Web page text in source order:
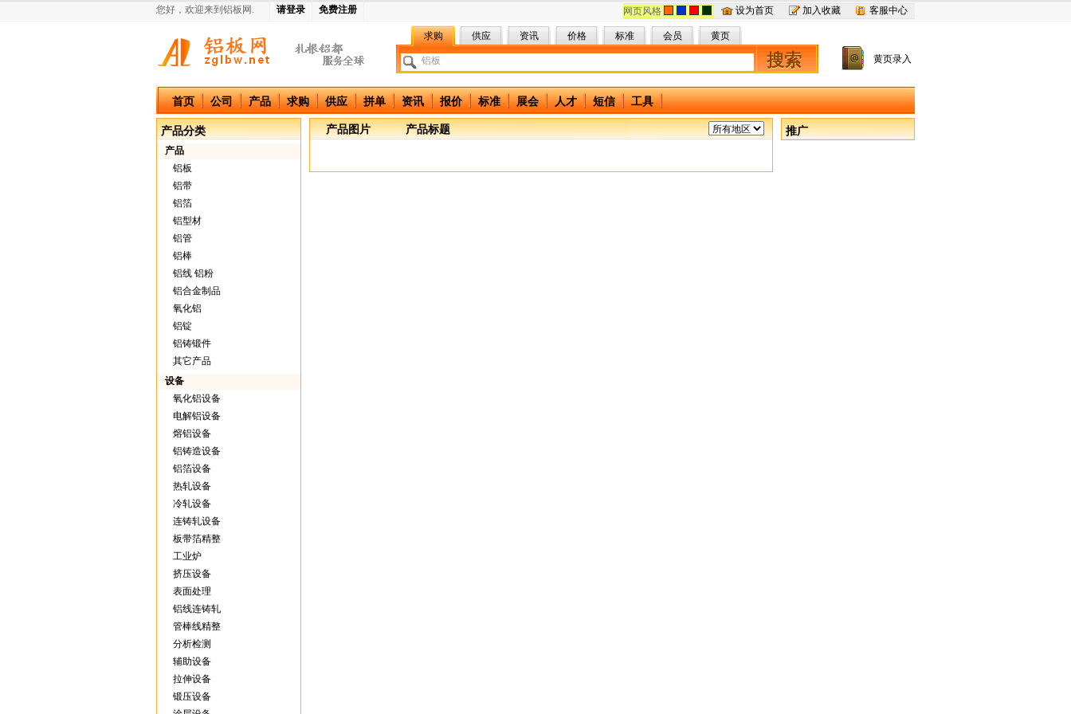
您好，欢迎来到铝板网. 请登录 免费注册 设为首页 加入收藏 客服中心
网页风格
中国铝板网
求购 供应 资讯 价格 标准 会员 黄页
搜索 黄页录入
首页 公司 产品 求购 供应 拼单 资讯 报价 标准 展会 人才 短信 工具
产品分类
产品
铝板
铝带
铝箔
铝型材
铝管
铝棒
铝线 铝粉
铝合金制品
氧化铝
铝锭
铝铸锻件
其它产品
设备
氧化铝设备
电解铝设备
熔铝设备
铝铸造设备
铝箔设备
热轧设备
冷轧设备
连铸轧设备
板带箔精整
工业炉
挤压设备
表面处理
铝线连铸轧
管棒线精整
分析检测
辅助设备
拉伸设备
锻压设备
产品图片 产品标题 推广